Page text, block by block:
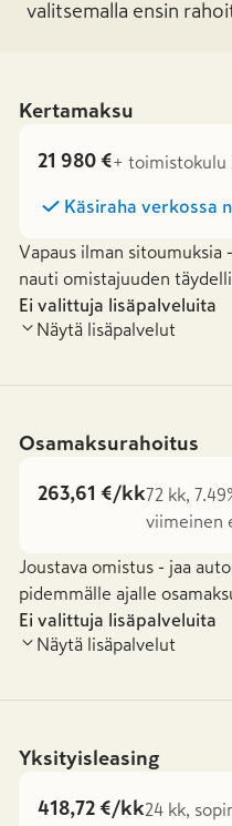
valitsemalla ensin
Kertamaksu
21 980 €+ toimistokulu
Käsiraha verkossa
Vapaus ilman sitoumuksia
nauti omistajuuden
Ei valittuja lisäpalveluita
Näytä lisäpalvelut
Osamaksurahoitus
263,61 €/kk72 kk,
viimeinen
Joustava omistus - jaa
pidemmälle ajalle
Ei valittuja lisäpalveluita
Näytä lisäpalvelut
Yksityisleasing
418,72 €/kk24 kk,